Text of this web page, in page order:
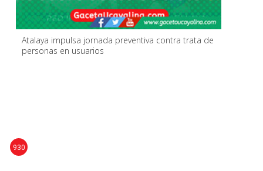
Atalaya impulsa jornada preventiva contra trata de
personas en usuarios
930